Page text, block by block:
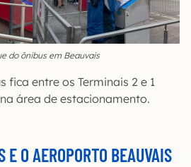
do ônibus em Beauvais
fica entre os Terminais 2 e 1
área de estacionamento.
E O AEROPORTO BEAUVAIS